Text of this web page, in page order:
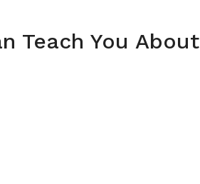
Teach You About